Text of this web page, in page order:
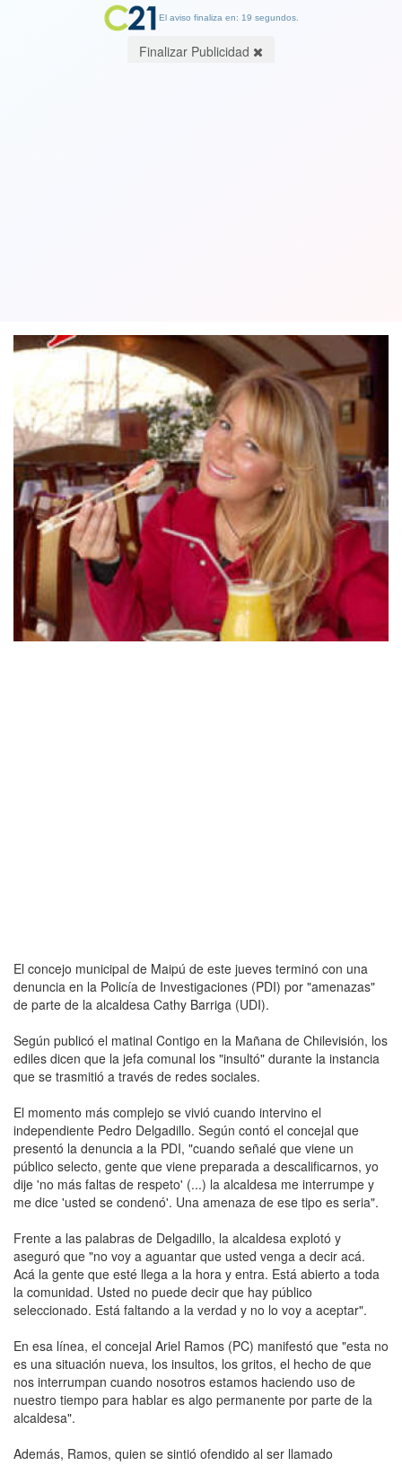
El concejo municipal de Maipú de este jueves terminó con una
denuncia en la Policía de Investigaciones (PDI) por "amenazas"
de parte de la alcaldesa Cathy Barriga (UDI).
Según publicó el matinal Contigo en la Mañana de Chilevisión, los
ediles dicen que la jefa comunal los "insultó" durante la instancia
que se trasmitió a través de redes sociales.
El momento más complejo se vivió cuando intervino el
independiente Pedro Delgadillo. Según contó el concejal que
presentó la denuncia a la PDI, "cuando señalé que viene un
público selecto, gente que viene preparada a descalificarnos, yo
dije 'no más faltas de respeto' (...) la alcaldesa me interrumpe y
me dice 'usted se condenó'. Una amenaza de ese tipo es seria".
Frente a las palabras de Delgadillo, la alcaldesa explotó y
aseguró que "no voy a aguantar que usted venga a decir acá.
Acá la gente que esté llega a la hora y entra. Está abierto a toda
la comunidad. Usted no puede decir que hay público
seleccionado. Está faltando a la verdad y no lo voy a aceptar".
En esa línea, el concejal Ariel Ramos (PC) manifestó que "esta no
es una situación nueva, los insultos, los gritos, el hecho de que
nos interrumpan cuando nosotros estamos haciendo uso de
nuestro tiempo para hablar es algo permanente por parte de la
alcaldesa".
Además, Ramos, quien se sintió ofendido al ser llamado
El aviso finaliza en: 19 segundos.
Finalizar Publicidad